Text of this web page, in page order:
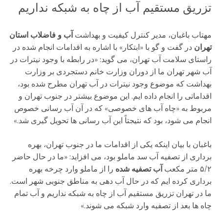
تزریق مستقیم آب از چاه به شبکه نداریم
مهتاب باغبان، مدیر کنترل کیفیت و بهداشت آب و فاضلاب استان
تهران در گفت و گو با «ابتکار» با اشاره به اقدامات انجام شده در
راستای سلامت آب تهران، می گوید: «در رابطه با وجود نیترات در
آب شهر تهران ما از دوران وزارت خانم دستجردی بر وزارت
بهداشت که موضوع وجود نیترات در آب تهران مطرح شده بود،
اقداماتی را انجام داده ایم. این موضوع بیشتر در جنوب تهران و
مربوط به «چاه آب های خصوصی» که در آن آب رسانی خصوص
انجام می شود، بود که نتیجتاً این آب رسانی ها تحویل گیری شد.»
باغبان با بیان اینکه یکی از اقدامات ما در جنوب تهران، بهره
برداری از تصفیه آب سد ماملو بود، می افزاید: «ما در حال حاضر
۵/۲ متر مکعب
آب تصفیه شده را از ماملو وارد چرخه بهره
برداری کرده ایم که در حال آب دهی به مناطق جنوبی شهر است.
ما در تهران تزریق مستقیم آب از چاه به شبکه نداریم و آب تمام
چاه ها بعد از تصفیه وارد شبکه می شوند.»